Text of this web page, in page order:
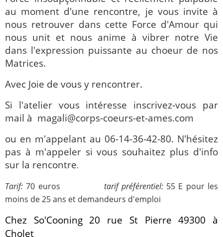
au moment d'une rencontre, je vous invite à
nous retrouver dans cette Force d'Amour qui
nous unit et nous anime à vibrer notre Vie
dans l'expression puissante au choeur de nos
Matrices.
Avec Joie de vous y rencontrer.
Si l'atelier vous intéresse inscrivez-vous par
mail à magali@corps-coeurs-et-ames.com
ou en m'appelant au 06-14-36-42-80. N'hésitez
pas à m'appeler si vous souhaitez plus d'info
sur la rencontre.
Tarif: 70 euros tarif préférentiel:55 E pour les
moins de 25 ans et demandeurs d'emploi
Chez So'Cooning 20 rue St Pierre 49300 à
Cholet